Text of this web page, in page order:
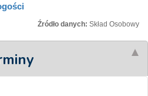
Źródło danych: Skład Osobowy